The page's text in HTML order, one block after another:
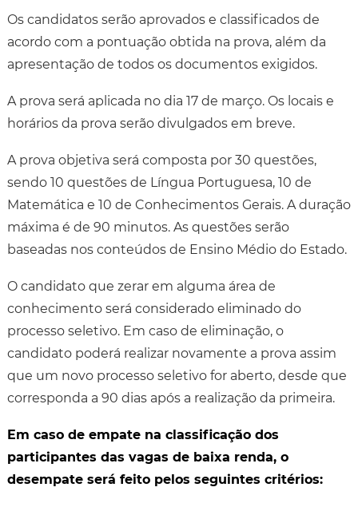
Os candidatos serão aprovados e classificados de
acordo com a pontuação obtida na prova, além da
apresentação de todos os documentos exigidos.
A prova será aplicada no dia 17 de março. Os locais e
horários da prova serão divulgados em breve.
A prova objetiva será composta por 30 questões,
sendo 10 questões de Língua Portuguesa, 10 de
Matemática e 10 de Conhecimentos Gerais. A duração
máxima é de 90 minutos. As questões serão
baseadas nos conteúdos de Ensino Médio do Estado.
O candidato que zerar em alguma área de
conhecimento será considerado eliminado do
processo seletivo. Em caso de eliminação, o
candidato poderá realizar novamente a prova assim
que um novo processo seletivo for aberto, desde que
corresponda a 90 dias após a realização da primeira.
Em caso de empate na classificação dos
participantes das vagas de baixa renda, o
desempate será feito pelos seguintes critérios: